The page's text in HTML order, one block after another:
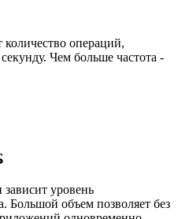
количество операций,
Чем больше частота -
уровень
Большой объем позволяет без